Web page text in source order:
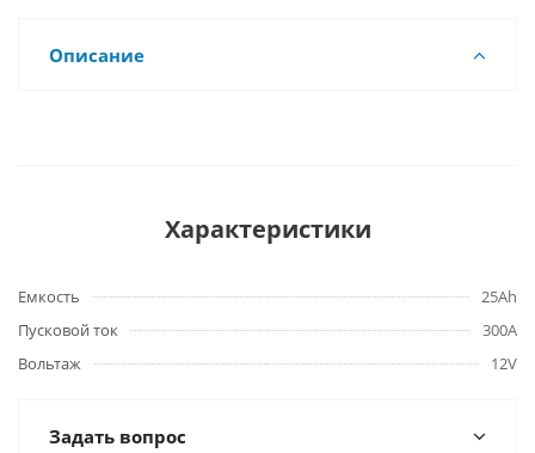
Описание
Характеристики
Емкость
25Ah
Пусковой ток
300A
Вольтаж
12V
Задать вопрос